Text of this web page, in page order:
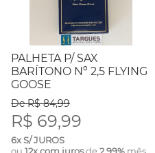
PALHETA P/ SAX
BARÍTONO Nº 2,5 FLYING
GOOSE
De R$ 84,99
R$ 69,99
6x S/ JUROS
ou 12x com jurosde2,99% mês